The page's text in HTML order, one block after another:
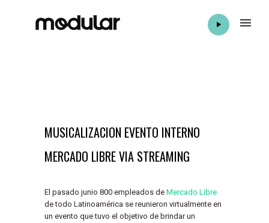
MUSICALIZACION EVENTO INTERNO
MERCADO LIBRE VIA STREAMING
El pasado junio 800 empleados de Mercado Libre
de todo Latinoamérica se reunieron virtualmente en
un evento que tuvo el objetivo de brindar un